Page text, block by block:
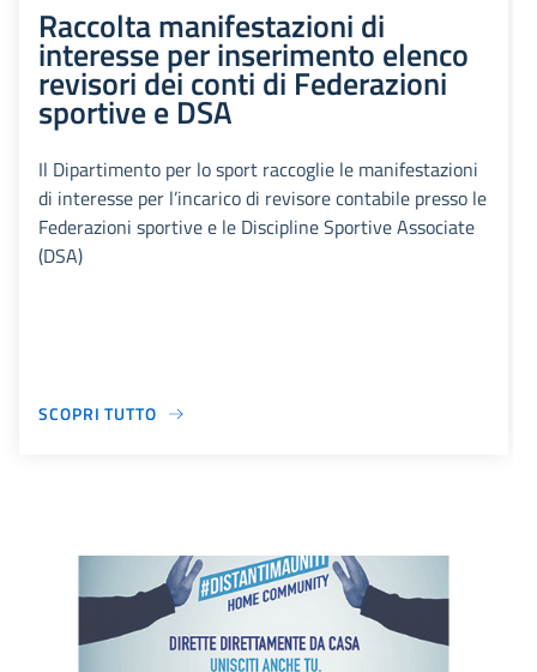
Raccolta manifestazioni di
interesse per inserimento elenco
revisori dei conti di Federazioni
sportive e DSA
Il Dipartimento per lo sport raccoglie le manifestazioni
di interesse per l’incarico di revisore contabile presso le
Federazioni sportive e le Discipline Sportive Associate
(DSA)
SCOPRI TUTTO